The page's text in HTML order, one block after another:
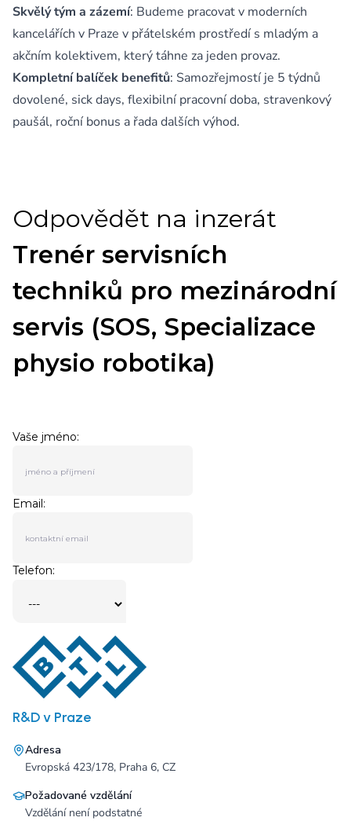
Skvělý tým a zázemí: Budeme pracovat v moderních
kancelářích v Praze v přátelském prostředí s mladým a
akčním kolektivem, který táhne za jeden provaz.
Kompletní balíček benefitů: Samozřejmostí je 5 týdnů
dovolené, sick days, flexibilní pracovní doba, stravenkový
paušál, roční bonus a řada dalších výhod.
R&D v Praze
Adresa
Evropská 423/178, Praha 6, CZ
Požadované vzdělání
Vzdělání není podstatné